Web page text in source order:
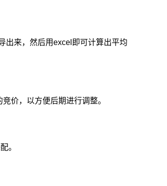
出来，然后用excel即可计算出平均
价，以方便后期进行调整。
。